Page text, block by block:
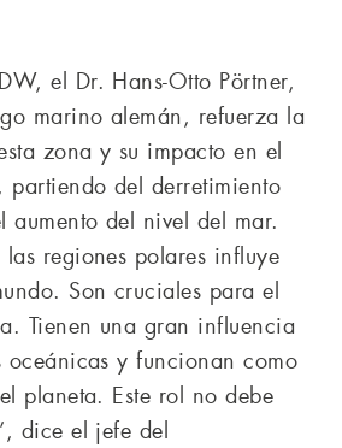
el Dr. Hans-Otto Pörtner,
marino alemán, refuerza la
zona y su impacto en el
partiendo del derretimiento
aumento del nivel del mar.
las regiones polares influye
Son cruciales para el
Tienen una gran influencia
oceánicas y funcionan como
planeta. Este rol no debe
dice el jefe del